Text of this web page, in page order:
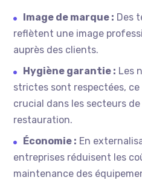
Image de marque : Des
reflètent une image
auprès des clients.
Hygiène garantie : Les
strictes sont respectées,
crucial dans les secteurs
restauration.
Économie : En
entreprises réduisent les
maintenance des